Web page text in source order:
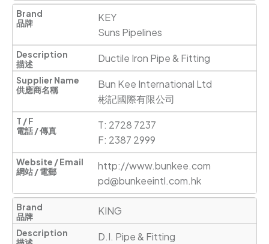
KEY
Suns Pipelines
Ductile Iron Pipe & Fitting
Bun Kee International Ltd
彬記國際有限公司
T: 2728 7237
F: 2387 2999
http://www.bunkee.com
pd@bunkeeintl.com.hk
KING
D.I. Pipe & Fitting